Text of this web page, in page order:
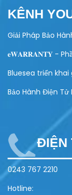
KÊNH
Giải Pháp Bảo
𝐞𝐖𝐀𝐑𝐑𝐀𝐍𝐓𝐘 -
Bluesea triển khai
Bảo Hành Điện Tử
ĐIỆN
0243 767 2210
Hotline: